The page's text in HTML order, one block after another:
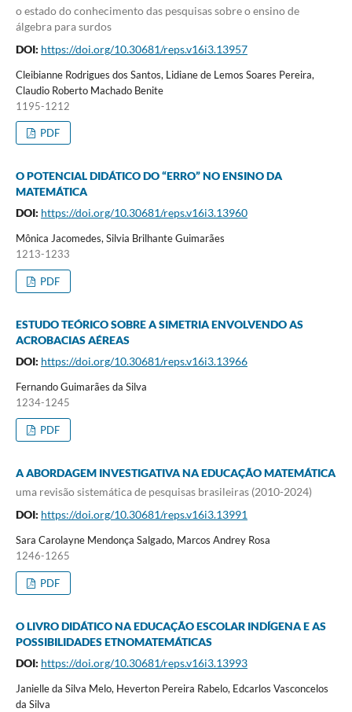
o estado do conhecimento das pesquisas sobre o ensino de
álgebra para surdos
DOI: https://doi.org/10.30681/reps.v16i3.13957
Cleibianne Rodrigues dos Santos, Lidiane de Lemos Soares Pereira,
Claudio Roberto Machado Benite
1195-1212
PDF
O POTENCIAL DIDÁTICO DO “ERRO” NO ENSINO DA
MATEMÁTICA
DOI: https://doi.org/10.30681/reps.v16i3.13960
Mônica Jacomedes, Silvia Brilhante Guimarães
1213-1233
PDF
ESTUDO TEÓRICO SOBRE A SIMETRIA ENVOLVENDO AS
ACROBACIAS AÉREAS
DOI: https://doi.org/10.30681/reps.v16i3.13966
Fernando Guimarães da Silva
1234-1245
PDF
A ABORDAGEM INVESTIGATIVA NA EDUCAÇÃO MATEMÁTICA
uma revisão sistemática de pesquisas brasileiras (2010-2024)
DOI: https://doi.org/10.30681/reps.v16i3.13991
Sara Carolayne Mendonça Salgado, Marcos Andrey Rosa
1246-1265
PDF
O LIVRO DIDÁTICO NA EDUCAÇÃO ESCOLAR INDÍGENA E AS
POSSIBILIDADES ETNOMATEMÁTICAS
DOI: https://doi.org/10.30681/reps.v16i3.13993
Janielle da Silva Melo, Heverton Pereira Rabelo, Edcarlos Vasconcelos
da Silva